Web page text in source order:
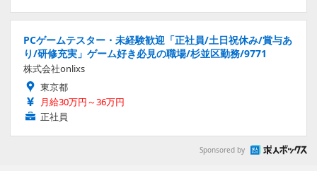
PCゲームテスター・未経験歓迎「正社員/土日祝休み/賞与あ
り/研修充実」ゲーム好き必見の職場/杉並区勤務/9771
株式会社onlixs
東京都
月給30万円～36万円
正社員
Sponsored by